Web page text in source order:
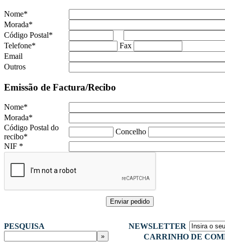
Nome*
Morada*
Código Postal*
Telefone*
Fax
Email
Outros
Emissão de Factura/Recibo
Nome*
Morada*
Código Postal do
recibo*
Concelho
NIF *
PESQUISA
NEWSLETTER
CARRINHO DE